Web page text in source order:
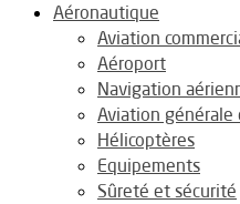
Aéronautique
Aviation
Aéroport
Navigation
Aviation générale
Hélicoptères
Equipements
Sûreté et sécurité